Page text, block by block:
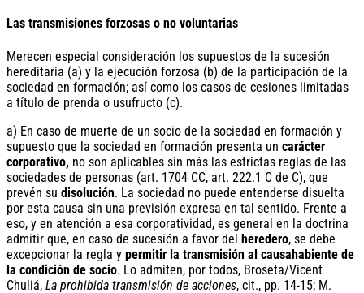
Las transmisiones forzosas o no voluntarias
Merecen especial consideración los supuestos de la sucesión
hereditaria (a) y la ejecución forzosa (b) de la participación de la
sociedad en formación; así como los casos de cesiones limitadas
a título de prenda o usufructo (c).
a) En caso de muerte de un socio de la sociedad en formación y
supuesto que la sociedad en formación presenta un carácter
corporativo, no son aplicables sin más las estrictas reglas de las
sociedades de personas (art. 1704 CC, art. 222.1 C de C), que
prevén su disolución. La sociedad no puede entenderse disuelta
por esta causa sin una previsión expresa en tal sentido. Frente a
eso, y en atención a esa corporatividad, es general en la doctrina
admitir que, en caso de sucesión a favor del heredero, se debe
excepcionar la regla y permitir la transmisión al causahabiente de
la condición de socio. Lo admiten, por todos, Broseta/Vicent
Chuliá, La prohibida transmisión de acciones, cit., pp. 14-15; M.